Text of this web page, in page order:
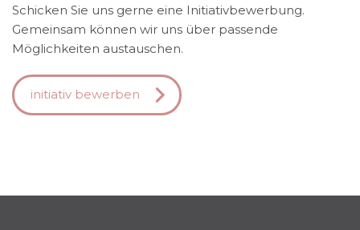
Schicken Sie uns gerne eine Initiativbewerbung.
Gemeinsam können wir uns über passende
Möglichkeiten austauschen.
initiativ bewerben